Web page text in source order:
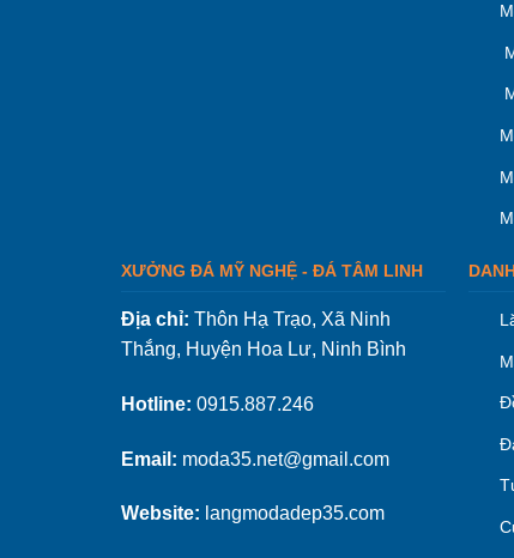
XƯỞNG ĐÁ MỸ NGHỆ - ĐÁ TÂM LINH
Địa chỉ: Thôn Hạ Trạo, Xã Ninh
Thắng, Huyện Hoa Lư, Ninh Bình
Hotline: 0915.887.246
Email: moda35.net@gmail.com
Website: langmodadep35.com